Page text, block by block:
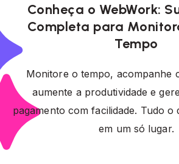
Conheça o WebWork:
Completa para
Tempo
Monitore o tempo, acompanhe
aumente a produtividade e
pagamento com facilidade. Tudo o
em um só lugar.